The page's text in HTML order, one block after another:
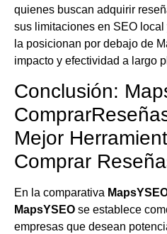
quienes buscan adquirir
sus limitaciones en SEO
la posicionan por debajo de
impacto y efectividad a largo
Conclusión:
Mejor
Comprar
En la comparativa
MapsYSEO se establece
empresas que desean